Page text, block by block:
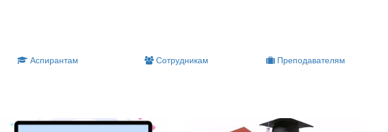
Аспирантам Сотрудникам Преподавателям